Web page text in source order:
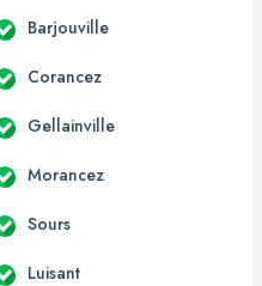
Barjouville
Corancez
Gellainville
Morancez
Sours
Luisant